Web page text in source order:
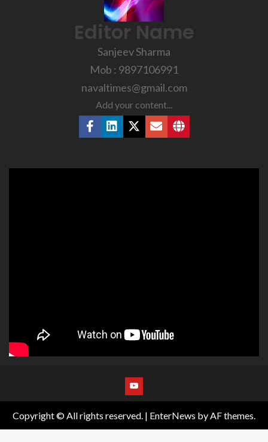
Editor Name
Sanjeev Sharma
Mob : 9897106991
navaltimes@gmail.com
Add your content...
Copyright © All rights reserved. | EnterNews by AF themes.